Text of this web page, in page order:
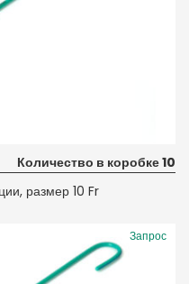
Количество в коробке 10
размер 10 Fr
Запрос